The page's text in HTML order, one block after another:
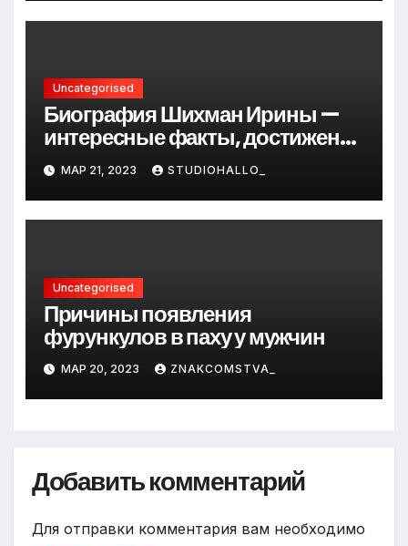
Uncategorised
Биография Шихман Ирины —
интересные факты, достижения
и путь к успеху
МАР 21, 2023 STUDIOHALLO_
Uncategorised
Причины появления
фурункулов в паху у мужчин
МАР 20, 2023 ZNAKCOMSTVA_
Добавить комментарий
Для отправки комментария вам необходимо